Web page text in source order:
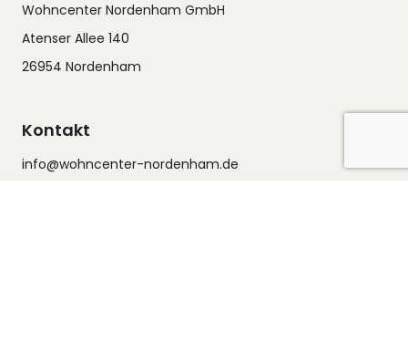
Wohncenter Nordenham GmbH
Atenser Allee 140
26954 Nordenham
Kontakt
info@wohncenter-nordenham.de